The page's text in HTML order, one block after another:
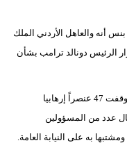
بيئة
أنه والعاهل الأردني الملك
الرئيس دونالد ترامب بشأن
واهتمت الصحف بإعلان الشرطة البحرينية أنها أوقفت 47 عنصراً إرهابيا
عدد من المسؤولين